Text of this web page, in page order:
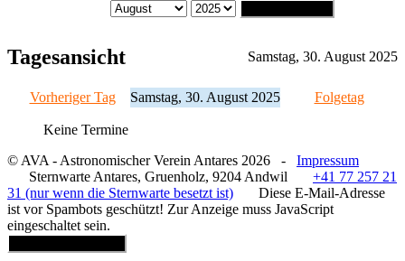
Tagesansicht Samstag, 30. August 2025
Vorheriger Tag Samstag, 30. August 2025 Folgetag
Keine Termine
© AVA - Astronomischer Verein Antares 2026 - Impressum
Sternwarte Antares, Gruenholz, 9204 Andwil
+41 77 257 21
31 (nur wenn die Sternwarte besetzt ist)
Diese E-Mail-Adresse
ist vor Spambots geschützt! Zur Anzeige muss JavaScript
eingeschaltet sein.